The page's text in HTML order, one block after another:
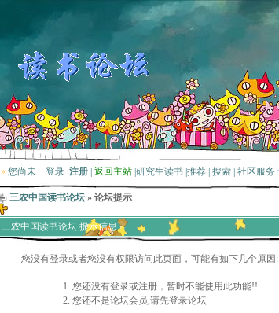
» 您尚未 登录 注册 返回主站 研究生读书 推荐 搜索 社区服务
三农中国读书论坛 » 论坛提示
三农中国读书论坛 提示信息
您没有登录或者您没有权限访问此页面，可能有如下几个原因:
您还没有登录或注册，暂时不能使用此功能!!
您还不是论坛会员,请先登录论坛